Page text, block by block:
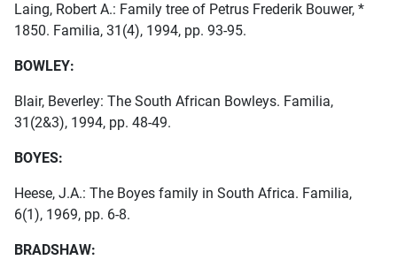
Laing, Robert A.: Family tree of Petrus Frederik Bouwer, *
1850. Familia, 31(4), 1994, pp. 93-95.
BOWLEY:
Blair, Beverley: The South African Bowleys. Familia,
31(2&3), 1994, pp. 48-49.
BOYES:
Heese, J.A.: The Boyes family in South Africa. Familia,
6(1), 1969, pp. 6-8.
BRADSHAW: